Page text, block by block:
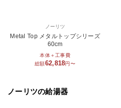
ノーリツ
Metal Top メタルトップシリーズ
60cm
本体＋工事費
総額62,818円〜
ノーリツの給湯器